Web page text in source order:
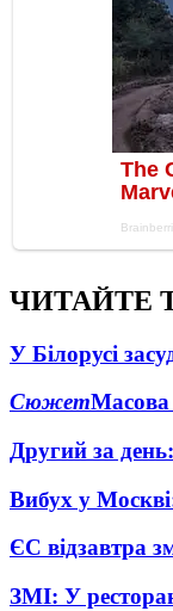
ЧИТАЙТЕ
У Білорусі
СюжетМасова
Другий за
Вибух у Москві:
ЄС відзавтра
ЗМІ: У